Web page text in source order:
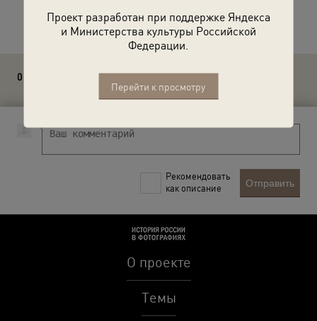
Проект разработан при поддержке Яндекса
и Министерства культуры Российской
Федерации.
Перейти к просмотру
Расскажите друзьям об этом фото
0 комментариев
Рекомендовать
как описание
Отправить
О проекте
Темы